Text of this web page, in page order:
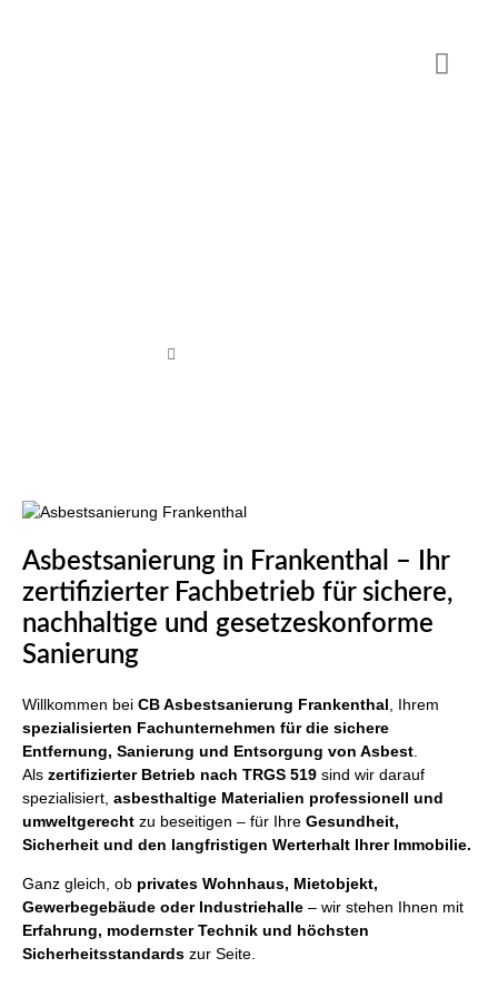
Asbestsanierung in Frankenthal – Ihr
zertifizierter Fachbetrieb für sichere,
nachhaltige und gesetzeskonforme
Sanierung
Willkommen bei CB Asbestsanierung Frankenthal , Ihrem
spezialisierten Fachunternehmen für die sichere
Entfernung, Sanierung und Entsorgung von Asbest
Als zertifizierter Betrieb nach TRGS 519 sind wir darauf
spezialisiert, asbesthaltige Materialien professionell und
umweltgerecht zu beseitigen – für Ihre Gesundheit,
Sicherheit und den langfristigen Werterhalt Ihrer Immobilie.
Ganz gleich, ob privates Wohnhaus, Mietobjekt,
Gewerbegebäude oder Industriehalle – wir stehen Ihnen mit
Erfahrung, modernster Technik und höchsten
Sicherheitsstandards zur Seite.